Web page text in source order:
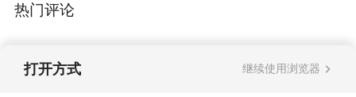
热门评论
打开方式 继续使用浏览器